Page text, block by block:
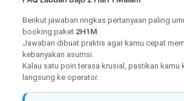
Berikut jawaban ringkas pertanyaan paling
booking paket 2H1M
Jawaban dibuat praktis agar kamu cepat
kebanyakan asumsi.
Kalau satu poin terasa krusial, pastikan kamu
langsung ke operator.